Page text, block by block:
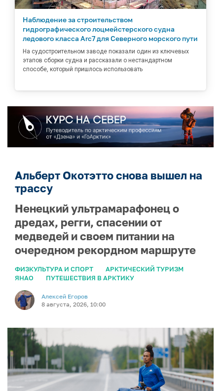
Наблюдение за строительством
гидрографического лоцмейстерского судна
ледового класса Arc7 для Северного морского пути
На судостроительном заводе показали один из ключевых
этапов сборки судна и рассказали о нестандартном
способе, который пришлось использовать
Альберт Окотэтто снова вышел на
трассу
Ненецкий ультрамарафонец о
дредах, регги, спасении от
медведей и своем питании на
очередном рекордном маршруте
ФИЗКУЛЬТУРА И СПОРТ
АРКТИЧЕСКИЙ ТУРИЗМ
ЯНАО
ПУТЕШЕСТВИЯ В АРКТИКУ
Алексей Егоров
8 августа, 2026, 10:00